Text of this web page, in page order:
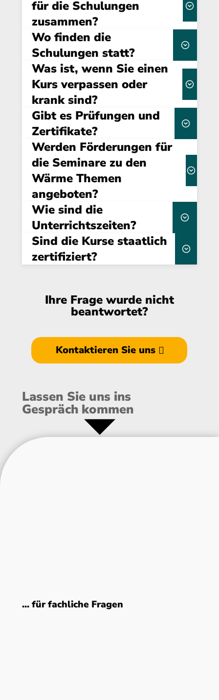
für die Schulungen
zusammen?
Dauer, Format
(Online/Präsenz) und individuellen
Anforderungen
Wo finden die
Schulungen statt?
flexibel buchbar –
sowohl online als auch in Präsenz
interaktive
Gestaltung durch unsere Referenten
Was ist, wenn Sie einen
Kurs verpassen oder
krank sind?
verpflichtend
Lerninhalt
zur Verfügung
Selbststudium
Gebühr von 75,00 € (inkl. MwSt.) an.
Gibt es Prüfungen und
Zertifikate?
Prüfung
und einem offiziellen Zertifikat
im Namen von
Campus-EW oder – je nach Kurs – von
Institutionen wie BAFA oder der Hochschule
Worms
Werden Förderungen für
die Seminare zu den
Wärme Themen
angeboten?
Wie sind die
Unterrichtszeiten?
09:00 Uhr
Kaffeepausen
Sind die Kurse staatlich
zertifiziert?
sind anerkannt und
berechtigen zur Eintragung
Ihre Frage wurde nicht
beantwortet?
Kontaktieren Sie uns
Lassen Sie uns ins
Gespräch kommen
... für fachliche Fragen